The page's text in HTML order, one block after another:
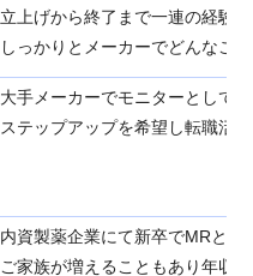
立上げから終了まで一連の経験
しっかりとメーカーでどんなこ
大手メーカーでモニターとして
ステップアップを希望し転職活
内資製薬企業にて新卒でMRと
ご家族が増えることもあり年収